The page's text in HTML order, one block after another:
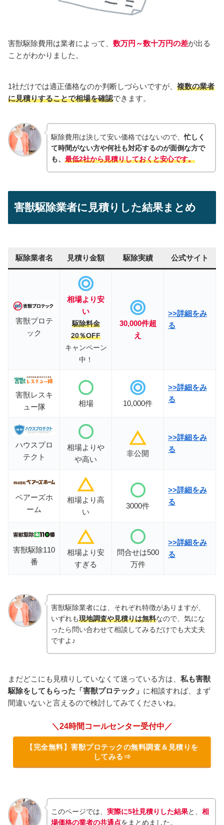
害獣駆除費用は業者によって、 数万円～数十万円の差が出る
ことがわかりました。
1社だけでは適正価格なのか判断しづらいですが、 複数の業者
に見積りすることで相場を確認できます。
駆除費用は決して安い価格ではないので、忙しく
て時間がない方や何社も対応するのが面倒な方で
も、 最低2社から見積りしておくと安心です。
害獣駆除業者に見積りした結果まとめ
駆除業者名 見積り金額 駆除実績 公式サイト
害獣プロテ
ック
相場より安
い
駆除料金
20％OFF
キャンペーン
中！
30,000件超
え
>>詳細をみ
る
害獣レスキ
ュー隊
相場 10,000件
>>詳細をみ
る
ハウスプロ
テクト
相場よりや
や高い
非公開
>>詳細をみ
る
ベアーズホ
ーム
相場より高
い
3000件
>>詳細をみ
る
害獣駆除110
番
相場より安
すぎる
問合せは500
万件
>>詳細をみ
る
害獣駆除業者には、それぞれ特徴がありますが、
いずれも現地調査や見積りは無料なので、気にな
ったら問い合わせて相談してみるだけでも大丈夫
ですよ♪
まだどこにも見積りしていなくて迷っている方は、 私も害獣
駆除をしてもらった「害獣プロテック」 に相談すれば、まず
間違いないと言えるので検討してみてくださいね。
＼24時間コールセンター受付中／
【完全無料】害獣プロテックの無料調査＆見積りを
してみる⇒
このページでは、 実際に5社見積りした結果と、 相
場価格の業者の共通点をまとめました。